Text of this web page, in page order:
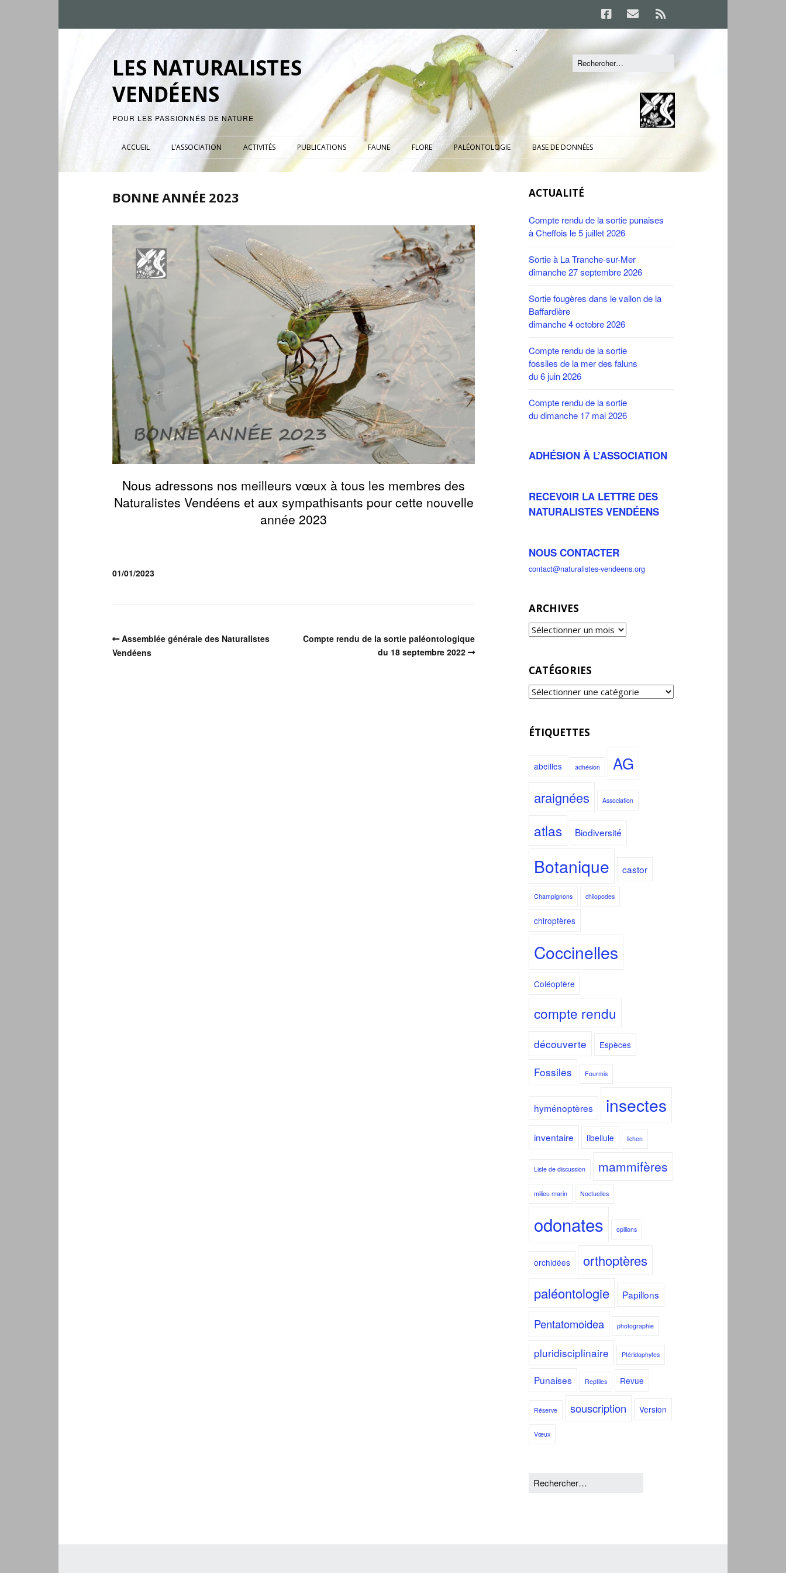
LES NATURALISTES
VENDÉENS
POUR LES PASSIONNÉS DE NATURE
ACCUEIL L’ASSOCIATION ACTIVITÉS PUBLICATIONS FAUNE FLORE PALÉONTOLOGIE BASE DE DONNÉES
BONNE ANNÉE 2023
Nous adressons nos meilleurs vœux à tous les membres des
Naturalistes Vendéens et aux sympathisants pour cette nouvelle
année 2023
01/01/2023
Assemblée générale des Naturalistes
Vendéens
Compte rendu de la sortie paléontologique
du 18 septembre 2022
ACTUALITÉ
Compte rendu de la sortie punaises
à Cheffois le 5 juillet 2026
Sortie à La Tranche-sur-Mer
dimanche 27 septembre 2026
Sortie fougères dans le vallon de la
Baffardière
dimanche 4 octobre 2026
Compte rendu de la sortie
fossiles de la mer des faluns
du 6 juin 2026
Compte rendu de la sortie
du dimanche 17 mai 2026
ADHÉSION À L’ASSOCIATION
RECEVOIR LA LETTRE DES
NATURALISTES VENDÉENS
NOUS CONTACTER
contact@naturalistes-vendeens.org
ARCHIVES
CATÉGORIES
ÉTIQUETTES
abeilles adhésion AG
araignées Association
atlas Biodiversité
Botanique castor
Champignons chilopodes
chiroptères
Coccinelles
Coléoptère
compte rendu
découverte Espèces
Fossiles Fourmis
hyménoptères insectes
inventaire libellule lichen
Liste de discussion mammifères
milieu marin Noctuelles
odonates opilions
orchidées
orthoptères
paléontologie
Papillons
Pentatomoidea photographie
pluridisciplinaire Ptéridophytes
Punaises Reptiles Revue
Réserve souscription Version
Vœux